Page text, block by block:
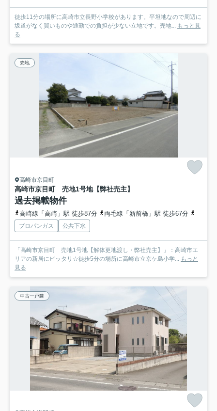
徒歩11分の場所に高崎市立長野小学校があります。平坦地なので周辺に
坂道がなく買いものや通勤での負担が少ない立地です。売地...
もっと見
る
売地
高崎市京目町
高崎市京目町 売地1号地【弊社売主】
過去掲載物件
高崎線「高崎」駅 徒歩87分 両毛線「新前橋」駅 徒歩67分
プロパンガス 公共下水
「高崎市京目町 売地1号地【解体更地渡し・弊社売主】」：高崎市エ
リアの新居にピッタリ☆徒歩5分の場所に高崎市立京ケ島小学...
もっと
見る
中古一戸建